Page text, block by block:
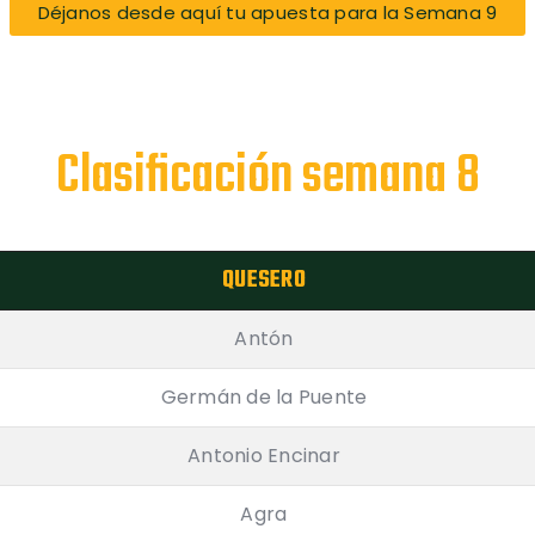
Déjanos desde aquí tu apuesta para la Semana 9
Clasificación semana 8
QUESERO
Antón
Germán de la Puente
Antonio Encinar
Agra